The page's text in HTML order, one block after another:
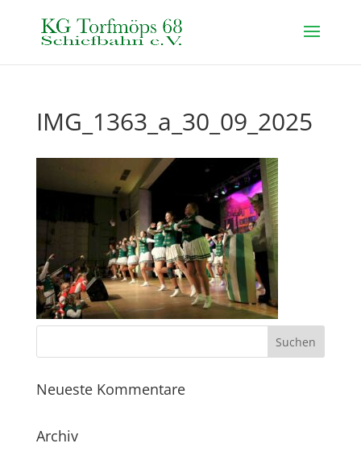
IMG_1363_a_30_09_2025
Neueste Kommentare
Archiv